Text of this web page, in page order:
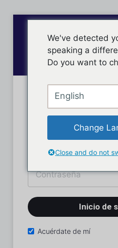
Inicio de
Acuérdate de mí
We've detected
speaking a
Do you want to
English
Change
Close and do not